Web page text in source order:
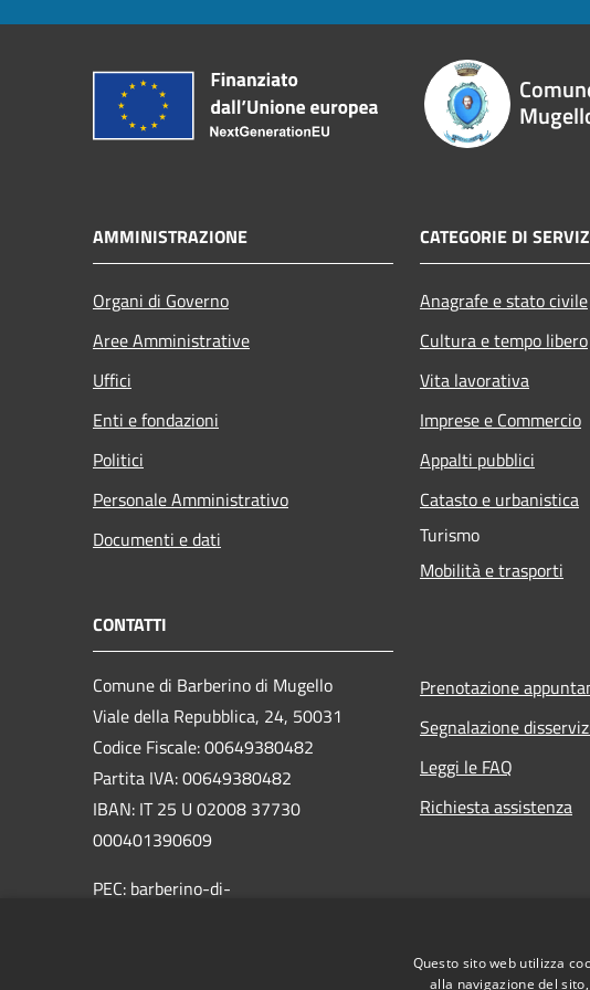
AMMINISTRAZIONE
Organi di Governo
Aree Amministrative
Uffici
Enti e fondazioni
Politici
Personale Amministrativo
Documenti e dati
CATEGORIE DI
Anagrafe e stato civile
Cultura e tempo libero
Vita lavorativa
Imprese e Commercio
Appalti pubblici
Catasto e urbanistica
Turismo
Mobilità e trasporti
CONTATTI
Comune di Barberino di Mugello
Viale della Repubblica, 24, 50031
Codice Fiscale: 00649380482
Partita IVA: 00649380482
IBAN: IT 25 U 02008 37730
000401390609
PEC: barberino-di-
Prenotazione
Segnalazione
Leggi le FAQ
Richiesta assistenza
Questo sito web utilizza
alla navigazione del